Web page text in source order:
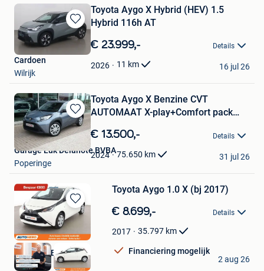
Bewaren
in
Favorieten
Toyota Aygo X Hybrid (HEV) 1.5
Hybrid 116h AT
€ 23.999,- Details
2026 11 km
Cardoen
Wilrijk
16 jul 26
Bewaren
in
Mijn
Favorieten
Toyota Aygo X Benzine CVT
AUTOMAAT X-play+Comfort pack
€ 13.500,- Details
2024 75.650 km
Garage Luk Delanote BVBA
Poperinge
31 jul 26
Bewaren
in
Mijn
Favorieten
Toyota Aygo 1.0 X (bj 2017)
€ 8.699,- Details
2017 35.797 km
Financiering mogelijk
Autohero België
Brussel
2 aug 26